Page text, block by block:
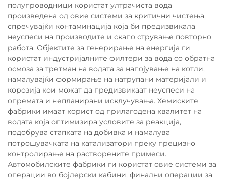
полупроводници користат ултрачиста вода
произведена од овие системи за критични чистења,
спречувајќи контаминација која би предизвикала
неуспеси на производите и скапо стрување повторно
работа. Објектите за генерирање на енергија ги
користат индустријалните филтери за вода со обратна
осмоза за третман на водата за напојување на котли,
намалувајќи формирање на натрупани материјали и
корозија кои можат да предизвикаат неуспеси на
опремата и непланирани исклучувања. Хемиските
фабрики имаат корист од прилагодена квалитет на
водата која оптимизира условите за реакција,
подобрува стапката на добивка и намалува
потрошувачката на катализатори преку прецизно
контролирање на растворените примеси.
Автомобилските фабрики ги користат овие системи за
операции во бојлерски кабини, финални операции за